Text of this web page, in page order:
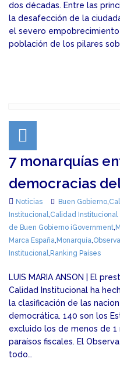
dos décadas. Entre las
la desafección de la
el severo
población de los pilares
7 monarquías
democracias
Noticias Buen Gobierno,
Institucional,Calidad Institucional
de Buen Gobierno iGovernment,
Marca España, Monarquía,
Institucional, Ranking Países
LUIS MARIA ANSON | El
Calidad Institucional ha
la clasificación de las
democrática. 140 son los
excluido los de menos de
paraísos fiscales. El
todo…